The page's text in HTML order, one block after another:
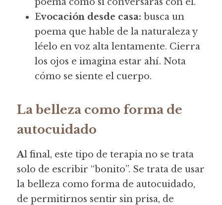
Evocación desde casa: busca un
poema que hable de la naturaleza y
léelo en voz alta lentamente. Cierra
los ojos e imagina estar ahí. Nota
cómo se siente el cuerpo.
La belleza como forma de
autocuidado
Al final, este tipo de terapia no se trata
solo de escribir “bonito”. Se trata de usar
la belleza como forma de autocuidado,
de permitirnos sentir sin prisa, de